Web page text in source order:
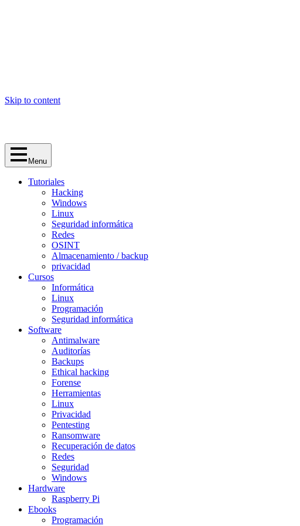
Skip to content
Menu
Tutoriales
Hacking
Windows
Linux
Seguridad informática
Redes
OSINT
Almacenamiento / backup
privacidad
Cursos
Informática
Linux
Programación
Seguridad informática
Software
Antimalware
Auditorías
Backups
Ethical hacking
Forense
Herramientas
Linux
Privacidad
Pentesting
Ransomware
Recuperación de datos
Redes
Seguridad
Windows
Hardware
Raspberry Pi
Ebooks
Programación